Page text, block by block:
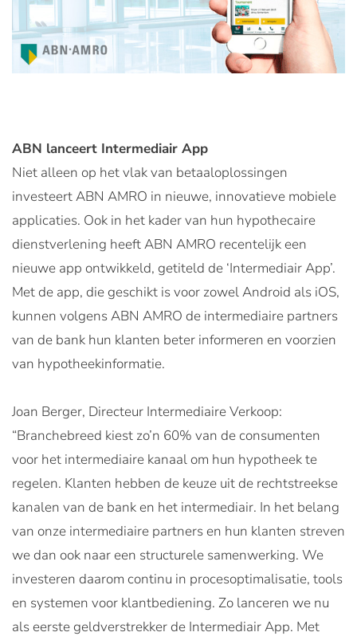
ABN lanceert Intermediair App
Niet alleen op het vlak van betaaloplossingen
investeert ABN AMRO in nieuwe, innovatieve mobiele
applicaties. Ook in het kader van hun hypothecaire
dienstverlening heeft ABN AMRO recentelijk een
nieuwe app ontwikkeld, getiteld de ‘Intermediair App’.
Met de app, die geschikt is voor zowel Android als iOS,
kunnen volgens ABN AMRO de intermediaire partners
van de bank hun klanten beter informeren en voorzien
van hypotheekinformatie.
Joan Berger, Directeur Intermediaire Verkoop:
“Branchebreed kiest zo’n 60% van de consumenten
voor het intermediaire kanaal om hun hypotheek te
regelen. Klanten hebben de keuze uit de rechtstreekse
kanalen van de bank en het intermediair. In het belang
van onze intermediaire partners en hun klanten streven
we dan ook naar een structurele samenwerking. We
investeren daarom continu in procesoptimalisatie, tools
en systemen voor klantbediening. Zo lanceren we nu
als eerste geldverstrekker de Intermediair App. Met